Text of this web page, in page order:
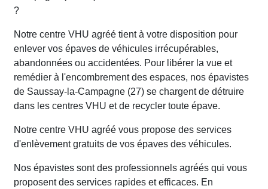
?
Notre centre VHU agréé tient à votre disposition pour
enlever vos épaves de véhicules irrécupérables,
abandonnées ou accidentées. Pour libérer la vue et
remédier à l'encombrement des espaces, nos épavistes
de Saussay-la-Campagne (27) se chargent de détruire
dans les centres VHU et de recycler toute épave.
Notre centre VHU agréé vous propose des services
d'enlèvement gratuits de vos épaves des véhicules.
Nos épavistes sont des professionnels agréés qui vous
proposent des services rapides et efficaces. En